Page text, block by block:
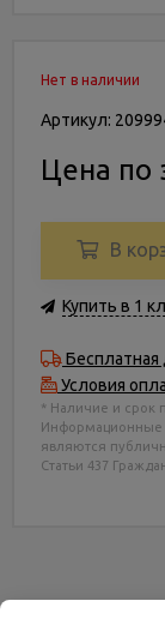
Нет в наличии
Артикул:
Цена по
В
Купить в 1
Бесплатная
Условия
* Наличие и срок
Информационные
являются
Статьи 437